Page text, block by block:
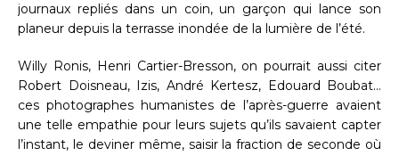
journaux repliés dans un coin, un garçon qui lance son
planeur depuis la terrasse inondée de la lumière de l’été.
Willy Ronis, Henri Cartier-Bresson, on pourrait aussi citer
Robert Doisneau, Izis, André Kertesz, Edouard Boubat…
ces photographes humanistes de l’après-guerre avaient
une telle empathie pour leurs sujets qu’ils savaient capter
l’instant, le deviner même, saisir la fraction de seconde où